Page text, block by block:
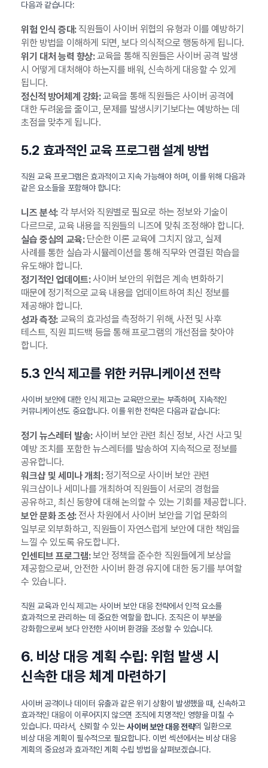
다음과 같습니다:
위험 인식 증대:직원들이 사이버 위협의 유형과 이를 예방하기
위한 방법을 이해하게 되면, 보다 의식적으로 행동하게 됩니다.
위기 대처 능력 향상:교육을 통해 직원들은 사이버 공격 발생
시 어떻게 대처해야 하는지를 배워, 신속하게 대응할 수 있게
됩니다.
정신적 방어체계 강화:교육을 통해 직원들은 사이버 공격에
대한 두려움을 줄이고, 문제를 발생시키기보다는 예방하는 데
초점을 맞추게 됩니다.
5.2 효과적인 교육 프로그램 설계 방법
직원 교육 프로그램은 효과적이고 지속 가능해야 하며, 이를 위해 다음과
같은 요소들을 포함해야 합니다:
니즈 분석:각 부서와 직원별로 필요로 하는 정보와 기술이
다르므로, 교육 내용을 직원들의 니즈에 맞춰 조정해야 합니다.
실습 중심의 교육:단순한 이론 교육에 그치지 않고, 실제
사례를 통한 실습과 시뮬레이션을 통해 직무와 연결된 학습을
유도해야 합니다.
정기적인 업데이트:사이버 보안의 위협은 계속 변화하기
때문에 정기적으로 교육 내용을 업데이트하여 최신 정보를
제공해야 합니다.
성과 측정:교육의 효과성을 측정하기 위해, 사전 및 사후
테스트, 직원 피드백 등을 통해 프로그램의 개선점을 찾아야
합니다.
5.3 인식 제고를 위한 커뮤니케이션 전략
사이버 보안에 대한 인식 제고는 교육만으로는 부족하며, 지속적인
커뮤니케이션도 중요합니다. 이를 위한 전략은 다음과 같습니다:
정기 뉴스레터 발송:사이버 보안 관련 최신 정보, 사건 사고 및
예방 조치를 포함한 뉴스레터를 발송하여 지속적으로 정보를
공유합니다.
워크샵 및 세미나 개최:정기적으로 사이버 보안 관련
워크샵이나 세미나를 개최하여 직원들이 서로의 경험을
공유하고, 최신 동향에 대해 논의할 수 있는 기회를 제공합니다.
보안 문화 조성:전사 차원에서 사이버 보안을 기업 문화의
일부로 외부화하고, 직원들이 자연스럽게 보안에 대한 책임을
느낄 수 있도록 유도합니다.
인센티브 프로그램:보안 정책을 준수한 직원들에게 보상을
제공함으로써, 안전한 사이버 환경 유지에 대한 동기를 부여할
수 있습니다.
직원 교육과 인식 제고는 사이버 보안 대응 전략에서 인적 요소를
효과적으로 관리하는 데 중요한 역할을 합니다. 조직은 이 부분을
강화함으로써 보다 안전한 사이버 환경을 조성할 수 있습니다.
6. 비상 대응 계획 수립: 위험 발생 시
신속한 대응 체계 마련하기
사이버 공격이나 데이터 유출과 같은 위기 상황이 발생했을 때, 신속하고
효과적인 대응이 이루어지지 않으면 조직에 치명적인 영향을 미칠 수
있습니다. 따라서, 신뢰할 수 있는사이버 보안 대응 전략의 일환으로
비상 대응 계획이 필수적으로 필요합니다. 이번 섹션에서는 비상 대응
계획의 중요성과 효과적인 계획 수립 방법을 살펴보겠습니다.